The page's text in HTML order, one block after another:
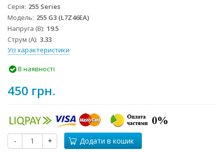
Серія 255 Series
Модель 255 G3 (L7Z46EA)
Напруга (В) 19.5
Струм (А) 3.33
Усі характеристики
В наявності
450 грн.
- + Додати в кошик